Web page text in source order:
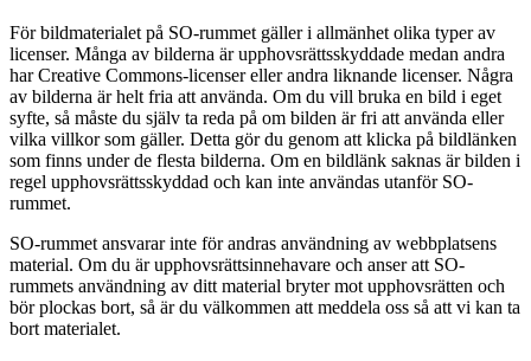
För bildmaterialet på SO-rummet gäller i allmänhet olika typer av
licenser. Många av bilderna är upphovsrättsskyddade medan andra
har Creative Commons-licenser eller andra liknande licenser. Några
av bilderna är helt fria att använda. Om du vill bruka en bild i eget
syfte, så måste du själv ta reda på om bilden är fri att använda eller
vilka villkor som gäller. Detta gör du genom att klicka på bildlänken
som finns under de flesta bilderna. Om en bildlänk saknas är bilden i
regel upphovsrättsskyddad och kan inte användas utanför SO-
rummet.
SO-rummet ansvarar inte för andras användning av webbplatsens
material. Om du är upphovsrättsinnehavare och anser att SO-
rummets användning av ditt material bryter mot upphovsrätten och
bör plockas bort, så är du välkommen att meddela oss så att vi kan ta
bort materialet.